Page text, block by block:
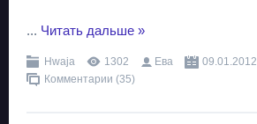
... Читать дальше »
Hwaja 1302 Ева
09.01.2012
Комментарии (35)